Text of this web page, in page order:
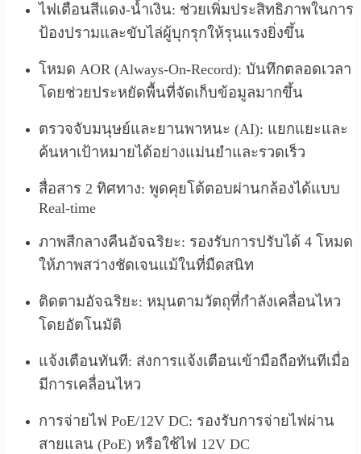
ไฟเตือนสีแดง-น้ำเงิน: ช่วยเพิ่มประสิทธิภาพในการ
ป้องปรามและขับไล่ผู้บุกรุกให้รุนแรงยิ่งขึ้น
โหมด AOR (Always-On-Record): บันทึกตลอดเวลา
โดยช่วยประหยัดพื้นที่จัดเก็บข้อมูลมากขึ้น
ตรวจจับมนุษย์และยานพาหนะ (AI): แยกแยะและ
ค้นหาเป้าหมายได้อย่างแม่นยำและรวดเร็ว
สื่อสาร 2 ทิศทาง: พูดคุยโต้ตอบผ่านกล้องได้แบบ
Real-time
ภาพสีกลางคืนอัจฉริยะ: รองรับการปรับได้ 4 โหมด
ให้ภาพสว่างชัดเจนแม้ในที่มืดสนิท
ติดตามอัจฉริยะ: หมุนตามวัตถุที่กำลังเคลื่อนไหว
โดยอัตโนมัติ
แจ้งเตือนทันที: ส่งการแจ้งเตือนเข้ามือถือทันทีเมื่อ
มีการเคลื่อนไหว
การจ่ายไฟ PoE/12V DC: รองรับการจ่ายไฟผ่าน
สายแลน (PoE) หรือใช้ไฟ 12V DC